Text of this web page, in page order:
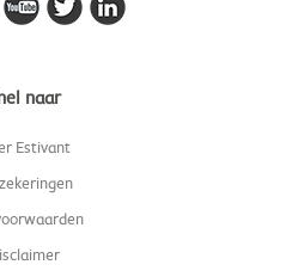
naar
Estivant